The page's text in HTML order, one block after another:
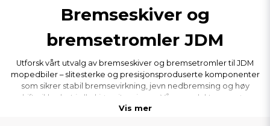
Bremseskiver og
bremsetromler JDM
Utforsk vårt utvalg av bremseskiver og bremsetromler til JDM
mopedbiler – slitesterke og presisjonsproduserte komponenter
som sikrer stabil bremsevirkning, jevn nedbremsing og høy
driftssikkerhet i alle kjøresituasjoner. Våre produkter er nøye
utvalgt med fokus på kvalitet, passform og holdbarhet, slik at du
Vis mer